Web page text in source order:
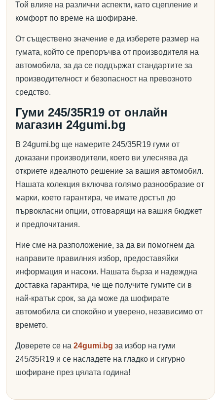
Той влияе на различни аспекти, като сцепление и
комфорт по време на шофиране.
От съществено значение е да изберете размер на
гумата, който се препоръчва от производителя на
автомобила, за да се поддържат стандартите за
производителност и безопасност на превозното
средство.
Гуми 245/35R19 от онлайн
магазин 24gumi.bg
В 24gumi.bg ще намерите 245/35R19 гуми от
доказани производители, което ви улеснява да
откриете идеалното решение за вашия автомобил.
Нашата колекция включва голямо разнообразие от
марки, което гарантира, че имате достъп до
първокласни опции, отговарящи на вашия бюджет
и предпочитания.
Ние сме на разположение, за да ви помогнем да
направите правилния избор, предоставяйки
информация и насоки. Нашата бърза и надеждна
доставка гарантира, че ще получите гумите си в
най-кратък срок, за да може да шофирате
автомобила си спокойно и уверено, независимо от
времето.
Доверете се на 24gumi.bg за избор на гуми
245/35R19 и се насладете на гладко и сигурно
шофиране през цялата година!